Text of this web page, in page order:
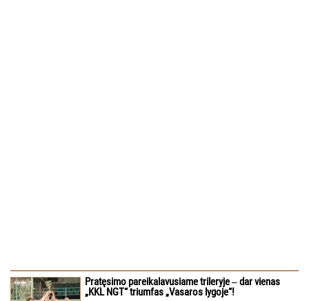
Pratęsimo pareikalavusiame trileryje ‒ dar vienas
„KKL NGT“ triumfas „Vasaros lygoje“!